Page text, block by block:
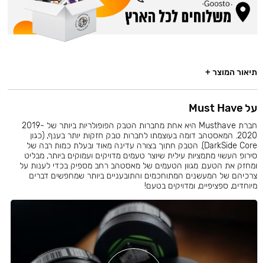
תיאור המוצר +
על Must Have
חברת Musthave היא אחת מחברות הטבק הפופולריות ביותר של 2019-
2020. המאסטהב דומה בעוצמתו לחברות טבק חזקות יותר בענף, (כגון
DarkSide Core). הטבק חתוך בצורה עדינה מאוד ובעלת כמות רבה של
סירופ העשוי מתמציות עילית שיוצר טעמים מדויקים ועמוקים ביותר, מבליט
ומחזק את הטעם. מגוון הטעמים של מאסטהב רחב מספיק בכדי לענות על
צרכיהם של המעשנים המתוחכמים והתובעניים ביותר שמחפשים דברים
מיוחדים, ספציפיים, ומדויקים בטעם!